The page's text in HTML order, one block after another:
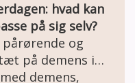
hvad kan
på sig selv?
og
på demens i
forståelse
demens,